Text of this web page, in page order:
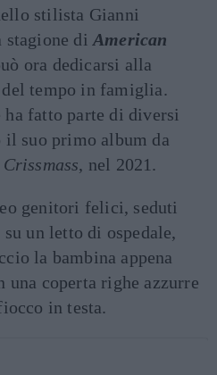
stilista Gianni
stagione di American
ora dedicarsi alla
tempo in famiglia.
fatto parte di diversi
il suo primo album da
, nel 2021.
genitori felici, seduti
un letto di ospedale,
la bambina appena
una coperta righe azzurre
in testa.